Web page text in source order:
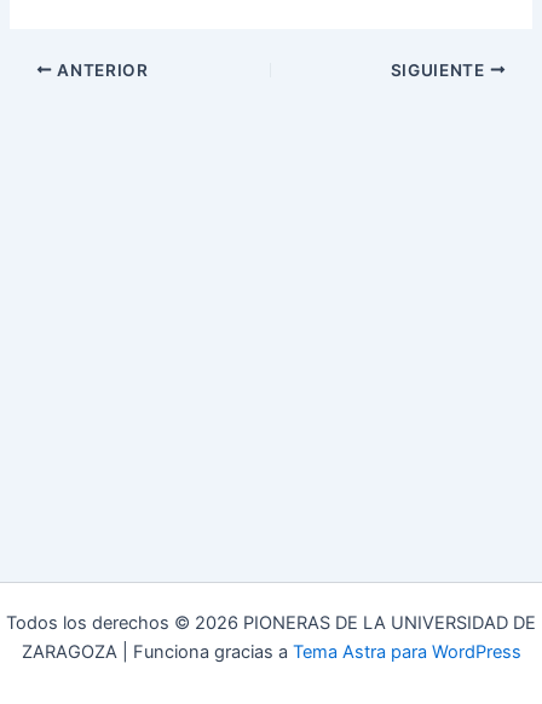
ANTERIOR SIGUIENTE
Todos los derechos © 2026 PIONERAS DE LA UNIVERSIDAD DE
ZARAGOZA | Funciona gracias a Tema Astra para WordPress